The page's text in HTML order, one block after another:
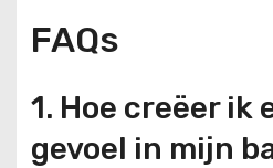
FAQs
1. Hoe creëer ik
gevoel in mijn